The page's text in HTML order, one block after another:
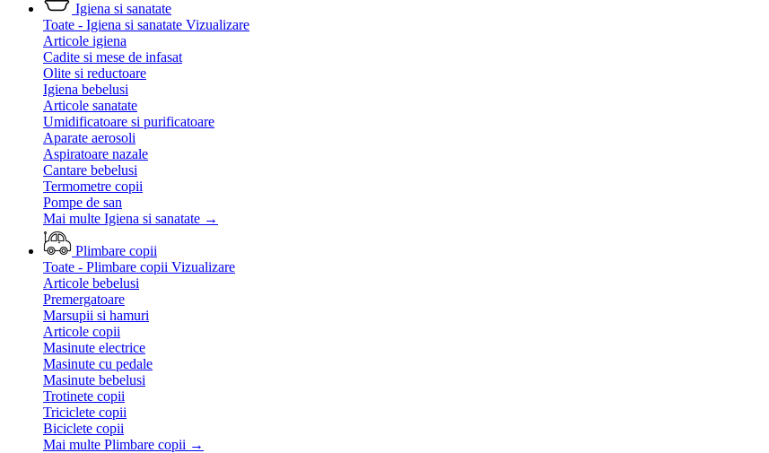
Igiena si sanatate
Toate - Igiena si sanatate Vizualizare
Articole igiena
Cadite si mese de infasat
Olite si reductoare
Igiena bebelusi
Articole sanatate
Umidificatoare si purificatoare
Aparate aerosoli
Aspiratoare nazale
Cantare bebelusi
Termometre copii
Pompe de san
Mai multe Igiena si sanatate →
Plimbare copii
Toate - Plimbare copii Vizualizare
Articole bebelusi
Premergatoare
Marsupii si hamuri
Articole copii
Masinute electrice
Masinute cu pedale
Masinute bebelusi
Trotinete copii
Triciclete copii
Biciclete copii
Mai multe Plimbare copii →